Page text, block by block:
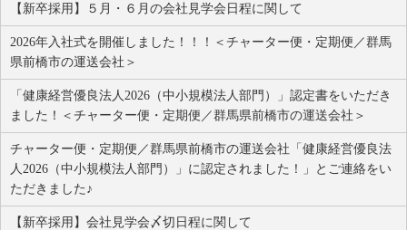
【新卒採用】５月・６月の会社見学会日程に関して
2026年入社式を開催しました！！！＜チャーター便・定期便／群馬
県前橋市の運送会社＞
「健康経営優良法人2026（中小規模法人部門）」認定書をいただき
ました！＜チャーター便・定期便／群馬県前橋市の運送会社＞
チャーター便・定期便／群馬県前橋市の運送会社「健康経営優良法
人2026（中小規模法人部門）」に認定されました！」とご連絡をい
ただきました♪
【新卒採用】会社見学会〆切日程に関して